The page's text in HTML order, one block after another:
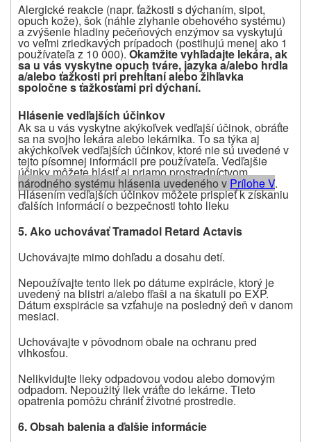
Alergické reakcie (napr. ťažkosti s dýchaním, sipot,
opuch kože), šok (náhle zlyhanie obehového systému)
a zvýšenie hladiny pečeňových enzýmov sa vyskytujú
vo veľmi zriedkavých prípadoch (postihujú menej ako 1
používateľa z 10 000). Okamžite vyhľadajte lekára, ak
sa u vás vyskytne opuch tváre, jazyka a/alebo hrdla
a/alebo ťažkosti pri prehĺtaní alebo žihľavka
spoločne s ťažkosťami pri dýchaní.
Hlásenie vedľajších účinkov
Ak sa u vás vyskytne akýkoľvek vedľajší účinok, obráťte
sa na svojho lekára alebo lekárnika. To sa týka aj
akýchkoľvek vedľajších účinkov, ktoré nie sú uvedené v
tejto písomnej informácii pre používateľa. Vedľajšie
účinky môžete hlásiť aj priamo prostredníctvom
národného systému hlásenia uvedeného v Prílohe V.
Hlásením vedľajších účinkov môžete prispieť k získaniu
ďalších informácií o bezpečnosti tohto lieku
5. Ako uchovávaťTramadol Retard Actavis
Uchovávajte mimo dohľadu a dosahu detí.
Nepoužívajte tento liek po dátume expirácie, ktorý je
uvedený na blistri a/alebo fľaši a na škatuli po EXP.
Dátum exspirácie sa vzťahuje na posledný deň v danom
mesiaci.
Uchovávajte v pôvodnom obale na ochranu pred
vlhkosťou.
Nelikvidujte lieky odpadovou vodou alebo domovým
odpadom. Nepoužitý liek vráťte do lekárne. Tieto
opatrenia pomôžu chrániť životné prostredie.
6. Obsah balenia a ďalšie informácie